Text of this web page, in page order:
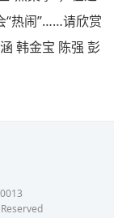
“热闹”……请欣赏
韩金宝 陈强 彭